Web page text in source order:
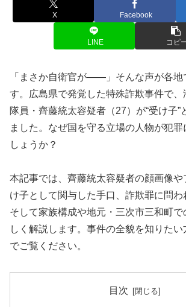
X Facebook
LINE コピ
「まさか自衛官が――」そんな声が各地
す。広島県で発覚した特殊詐欺事件で、
隊員・齊藤統太容疑者（27）が“受け子”
ました。なぜ国を守る立場の人物が犯
しょうか？
本記事では、齊藤統太容疑者の顔画像や
け子として関与した手口、詐欺罪に問わ
そして家族構成や地元・三次市三和町
しく解説します。事件の全貌を知りたい
でご覧ください。
目次